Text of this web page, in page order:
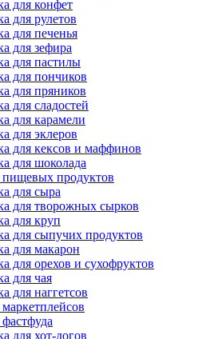
для конфет
для рулетов
для печенья
для зефира
для пастилы
для пончиков
для пряников
для сладостей
для карамели
для эклеров
для кексов и маффинов
для шоколада
пищевых продуктов
для сыра
для творожных сырков
для круп
для сыпучих продуктов
для макарон
для орехов и сухофруктов
для чая
для наггетсов
для хот-догов